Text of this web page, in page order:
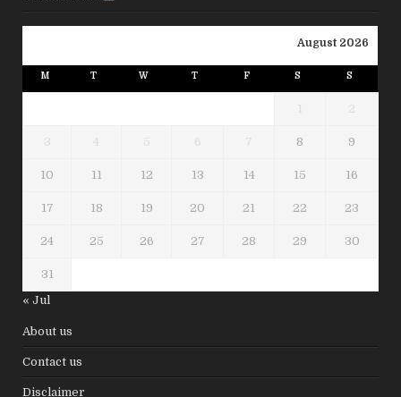
August 2026
M T W T F S S
1 2
3 4 5 6 7 8 9
10 11 12 13 14 15 16
17 18 19 20 21 22 23
24 25 26 27 28 29 30
31
« Jul
About us
Contact us
Disclaimer